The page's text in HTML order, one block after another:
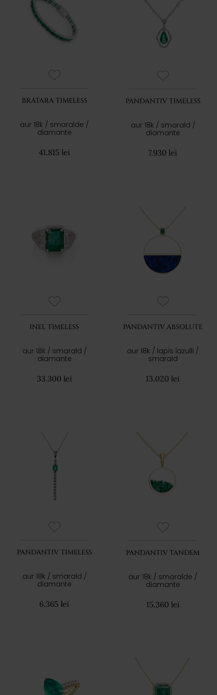
BRATARA TIMELESS
aur 18k / smaralde /
diamante
41.815 lei
PANDANTIV TIMELESS
aur 18k / smarald /
diamante
7.930 lei
INEL TIMELESS
aur 18k / smarald /
diamante
33.300 lei
PANDANTIV ABSOLUTE
aur 18k / lapis lazulli /
smarald
13.020 lei
PANDANTIV TIMELESS
aur 18k / smarald /
diamante
6.365 lei
PANDANTIV TANDEM
aur 18k / smaralde /
diamante
15.360 lei